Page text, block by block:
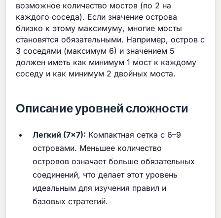
возможное количество мостов (по 2 на
каждого соседа). Если значение острова
близко к этому максимуму, многие мосты
становятся обязательными. Например, остров с
3 соседями (максимум 6) и значением 5
должен иметь как минимум 1 мост к каждому
соседу и как минимум 2 двойных моста.
Описание уровней сложности
Легкий (7×7): Компактная сетка с 6–9
островами. Меньшее количество
островов означает больше обязательных
соединений, что делает этот уровень
идеальным для изучения правил и
базовых стратегий.